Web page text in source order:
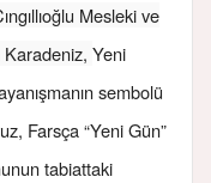
Mesleki ve
Yeni
sembolü
Farsça “Yeni Gün”
tabiattaki